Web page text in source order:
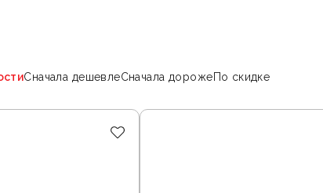
Сначала дешевлеСначала дорожеПо скидке